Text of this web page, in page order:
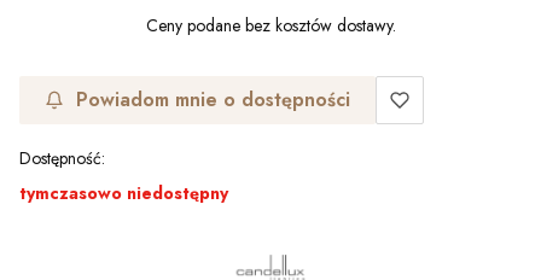
Ceny podane bez kosztów dostawy.
Powiadom mnie o dostępności
Dostępność:
tymczasowo niedostępny